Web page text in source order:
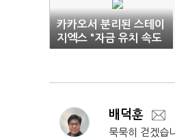
카카오서 분리된 스테이
지엑스 "자금 유치 속도
기대"
배덕훈
묵묵히 걷겠습